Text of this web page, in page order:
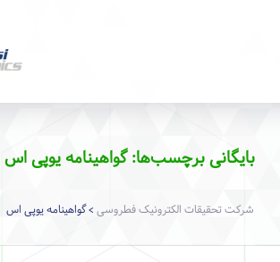
بایگانی برچسب‌ها: گواهینامه یوپی اس
شرکت تحقیقات الکترونیک فطروسی >گواهینامه یوپی اس